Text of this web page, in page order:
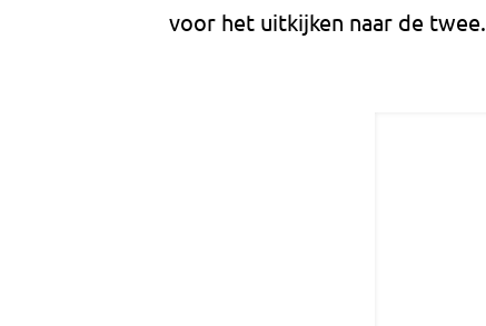
voor het uitkijken naar de twee.